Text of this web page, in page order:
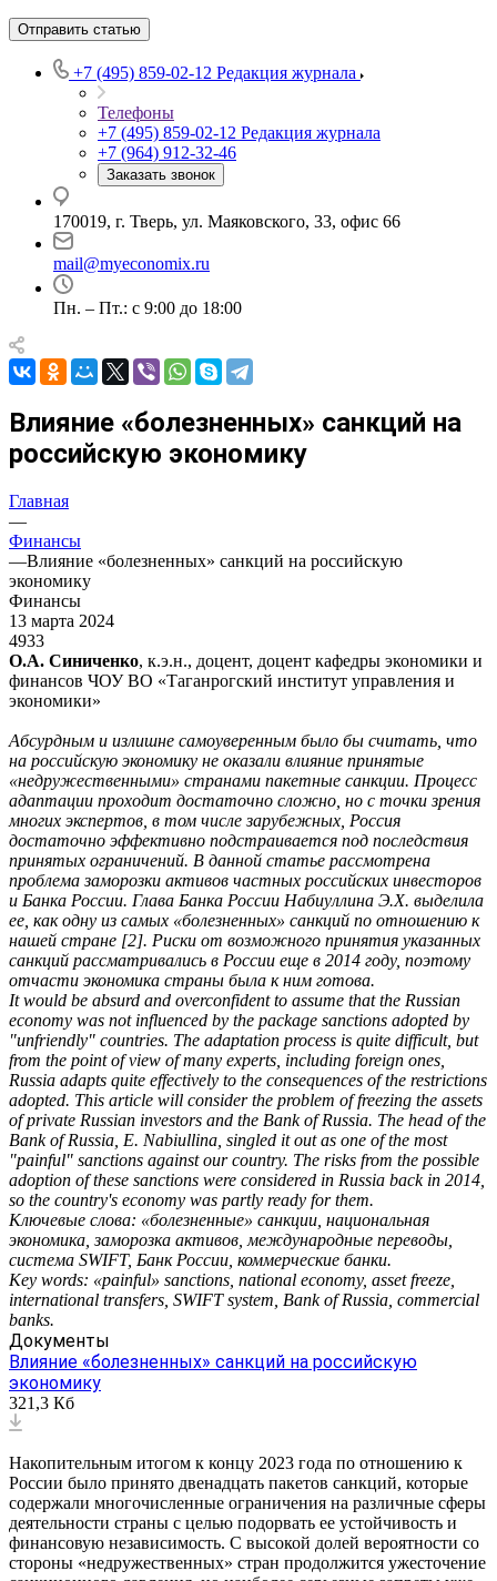
Отправить статью
+7 (495) 859-02-12 Редакция журнала
Телефоны
+7 (495) 859-02-12 Редакция журнала
+7 (964) 912-32-46
Заказать звонок
170019, г. Тверь, ул. Маяковского, 33, офис 66
mail@myeconomix.ru
Пн. – Пт.: с 9:00 до 18:00
Влияние «болезненных» санкций на
российскую экономику
Главная
—
Финансы
—Влияние «болезненных» санкций на российскую
экономику
Финансы
13 марта 2024
4933
О.А. Синиченко, к.э.н., доцент, доцент кафедры экономики и
финансов ЧОУ ВО «Таганрогский институт управления и
экономики»
Абсурдным и излишне самоуверенным было бы считать, что
на российскую экономику не оказали влияние принятые
«недружественными» странами пакетные санкции. Процесс
адаптации проходит достаточно сложно, но с точки зрения
многих экспертов, в том числе зарубежных, Россия
достаточно эффективно подстраивается под последствия
принятых ограничений. В данной статье рассмотрена
проблема заморозки активов частных российских инвесторов
и Банка России. Глава Банка России Набиуллина Э.Х. выделила
ее, как одну из самых «болезненных» санкций по отношению к
нашей стране [2]. Риски от возможного принятия указанных
санкций рассматривались в России еще в 2014 году, поэтому
отчасти экономика страны была к ним готова.
It would be absurd and overconfident to assume that the Russian
economy was not influenced by the package sanctions adopted by
"unfriendly" countries. The adaptation process is quite difficult, but
from the point of view of many experts, including foreign ones,
Russia adapts quite effectively to the consequences of the restrictions
adopted. This article will consider the problem of freezing the assets
of private Russian investors and the Bank of Russia. The head of the
Bank of Russia, E. Nabiullina, singled it out as one of the most
"painful" sanctions against our country. The risks from the possible
adoption of these sanctions were considered in Russia back in 2014,
so the country's economy was partly ready for them.
Ключевые слова: «болезненные» санкции, национальная
экономика, заморозка активов, международные переводы,
система SWIFT, Банк России, коммерческие банки.
Key words: «painful» sanctions, national economy, asset freeze,
international transfers, SWIFT system, Bank of Russia, commercial
banks.
Документы
Влияние «болезненных» санкций на российскую
экономику
321,3 Кб
Накопительным итогом к концу 2023 года по отношению к
России было принято двенадцать пакетов санкций, которые
содержали многочисленные ограничения на различные сферы
деятельности страны с целью подорвать ее устойчивость и
финансовую независимость. С высокой долей вероятности со
стороны «недружественных» стран продолжится ужесточение